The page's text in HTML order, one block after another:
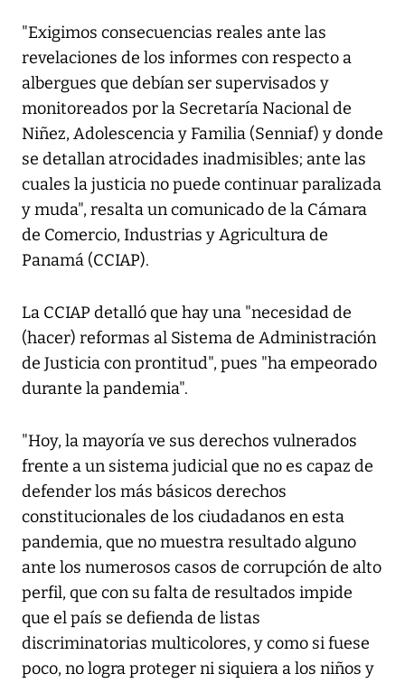
"Exigimos consecuencias reales ante las
revelaciones de los informes con respecto a
albergues que debían ser supervisados y
monitoreados por la Secretaría Nacional de
Niñez, Adolescencia y Familia (Senniaf) y donde
se detallan atrocidades inadmisibles; ante las
cuales la justicia no puede continuar paralizada
y muda", resalta un comunicado de la Cámara
de Comercio, Industrias y Agricultura de
Panamá (CCIAP).
La CCIAP detalló que hay una "necesidad de
(hacer) reformas al Sistema de Administración
de Justicia con prontitud", pues "ha empeorado
durante la pandemia".
"Hoy, la mayoría ve sus derechos vulnerados
frente a un sistema judicial que no es capaz de
defender los más básicos derechos
constitucionales de los ciudadanos en esta
pandemia, que no muestra resultado alguno
ante los numerosos casos de corrupción de alto
perfil, que con su falta de resultados impide
que el país se defienda de listas
discriminatorias multicolores, y como si fuese
poco, no logra proteger ni siquiera a los niños y